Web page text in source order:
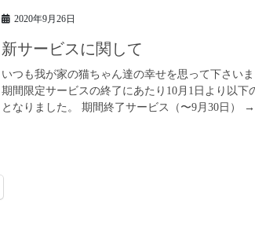
2020年9月26日
新サービスに関して
いつも我が家の猫ちゃん達の幸せを思って下さい
期間限定サービスの終了にあたり10月1日より以下
となりました。 期間終了サービス（〜9月30日）